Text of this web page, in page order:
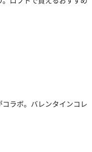
ラボ。バレンタインコレ